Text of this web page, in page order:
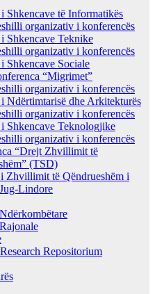
Shkencave të Informatikës
organizativ i konferencës
Shkencave Teknike
organizativ i konferencës
Shkencave Sociale
“Migrimet”
organizativ i konferencës
Ndërtimtarisë dhe Arkitekturës
organizativ i konferencës
Shkencave Teknologjike
organizativ i konferencës
“Drejt Zhvillimit të
(TSD)
Zhvillimit të Qëndrueshëm i
Lindore
Repositorium